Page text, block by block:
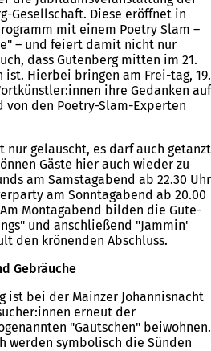
Gesellschaft. Diese eröffnet in
mit einem Poetry Slam –
– und feiert damit nicht nur
dass Gutenberg mitten im 21.
ist. Hierbei bringen am Frei-tag, 19.
ihre Gedanken auf
den Poetry-Slam-Experten
nur gelauscht, es darf auch getanzt
Gäste hier auch wieder zu
am Samstagabend ab 22.30 Uhr
am Sonntagabend ab 20.00
Montagabend bilden die Gute-
und anschließend "Jammin'
den krönenden Abschluss.
Gebräuche
ist bei der Mainzer Johannisnacht
erneut der
"Gautschen" beiwohnen.
werden symbolisch die Sünden